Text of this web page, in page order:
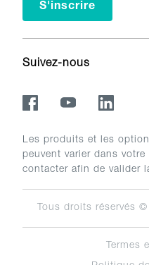
S'inscrire
Suivez-nous
Les produits et les
peuvent varier dans
contacter afin de valider
Tous droits réservés
Termes